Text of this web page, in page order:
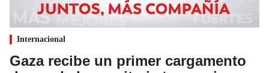
Internacional
Gaza recibe un primer cargamento